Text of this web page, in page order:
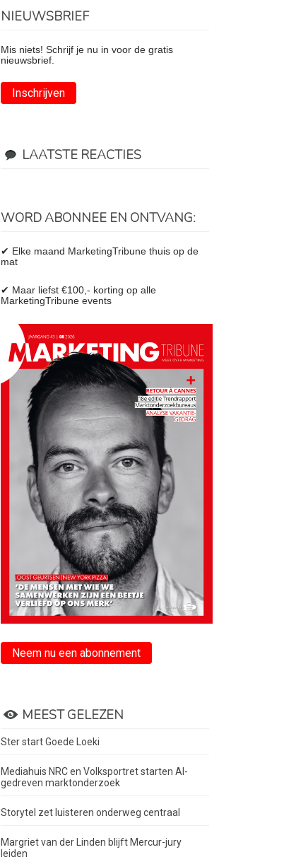
NIEUWSBRIEF
Mis niets! Schrijf je nu in voor de gratis
nieuwsbrief.
Inschrijven
LAATSTE REACTIES
WORD ABONNEE EN ONTVANG:
✔ Elke maand MarketingTribune thuis op de
mat
✔ Maar liefst €100,- korting op alle
MarketingTribune events
Neem nu een abonnement
MEEST GELEZEN
Ster start Goede Loeki
Mediahuis NRC en Volksportret starten AI-
gedreven marktonderzoek
Storytel zet luisteren onderweg centraal
Margriet van der Linden blijft Mercur-jury
leiden